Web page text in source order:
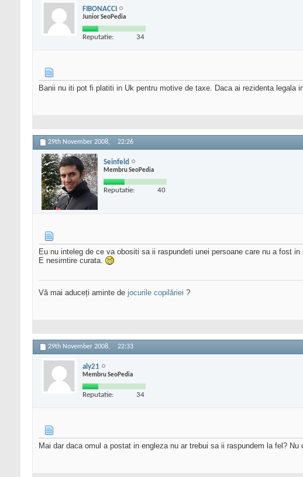
FIBONACCI
Junior SeoPedia
Reputatie: 34
Banii nu iti pot fi platiti in Uk pentru motive de taxe. Daca ai rezidenta legala
29th November 2008, 22:26
Seinfeld
Membru SeoPedia
Reputatie: 40
Eu nu inteleg de ce va obositi sa ii raspundeti unei persoane care nu a fost
E nesimtire curata.
Vă mai aduceți aminte de jocurile copilăriei ?
29th November 2008, 22:33
aly21
Membru SeoPedia
Reputatie: 34
Mai dar daca omul a postat in engleza nu ar trebui sa ii raspundem la fel?